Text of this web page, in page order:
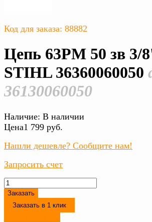
Код для заказа: 88882
Цепь 63PM 50 зв 3/
STIHL 36360060050
36130060050
Наличие: В наличии
Цена1 799 руб.
Нашли дешевле? Сообщите нам!
Запросить счет
Заказать
Заказать в 1 клик